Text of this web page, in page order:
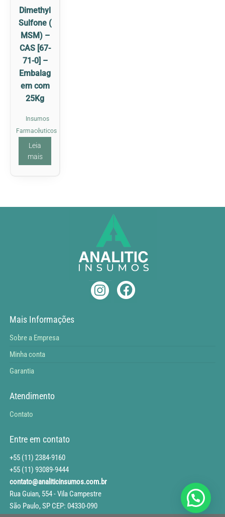
Dimethyl
Sulfone (
MSM) –
CAS [67-
71-0] –
Embalag
em com
25Kg
Insumos
Farmacêuticos
Leia
mais
Mais Informações
Sobre a Empresa
Minha conta
Garantia
Atendimento
Contato
Entre em contato
+55 (11) 2384-9160
+55 (11) 93089-9444
contato@analiticinsumos.com.br
Rua Guian, 554 - Vila Campestre
São Paulo, SP CEP: 04330-090